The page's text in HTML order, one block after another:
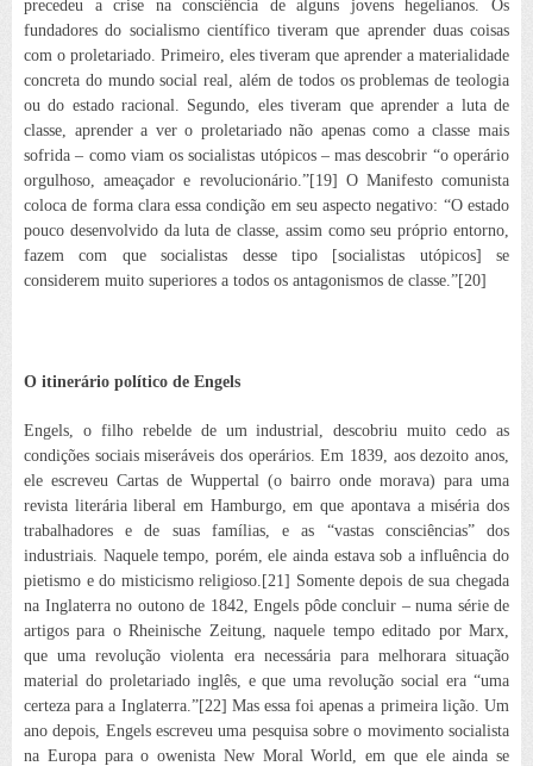
precedeu a crise na consciência de alguns jovens hegelianos. Os
fundadores do socialismo científico tiveram que aprender duas coisas
com o proletariado. Primeiro, eles tiveram que aprender a materialidade
concreta do mundo social real, além de todos os problemas de teologia
ou do estado racional. Segundo, eles tiveram que aprender a luta de
classe, aprender a ver o proletariado não apenas como a classe mais
sofrida – como viam os socialistas utópicos – mas descobrir “o operário
orgulhoso, ameaçador e revolucionário.”[19] O Manifesto comunista
coloca de forma clara essa condição em seu aspecto negativo: “O estado
pouco desenvolvido da luta de classe, assim como seu próprio entorno,
fazem com que socialistas desse tipo [socialistas utópicos] se
considerem muito superiores a todos os antagonismos de classe.”[20]
O itinerário político de Engels
Engels, o filho rebelde de um industrial, descobriu muito cedo as
condições sociais miseráveis dos operários. Em 1839, aos dezoito anos,
ele escreveu Cartas de Wuppertal (o bairro onde morava) para uma
revista literária liberal em Hamburgo, em que apontava a miséria dos
trabalhadores e de suas famílias, e as “vastas consciências” dos
industriais. Naquele tempo, porém, ele ainda estava sob a influência do
pietismo e do misticismo religioso.[21] Somente depois de sua chegada
na Inglaterra no outono de 1842, Engels pôde concluir – numa série de
artigos para oRheinische Zeitung, naquele tempo editado por Marx,
que uma revolução violenta era necessária para melhorara situação
material do proletariado inglês, e que uma revolução social era “uma
certeza para a Inglaterra.”[22] Mas essa foi apenas a primeira lição. Um
ano depois, Engels escreveu uma pesquisa sobre o movimento socialista
na Europa para o owenista New Moral World
, em que ele ainda se